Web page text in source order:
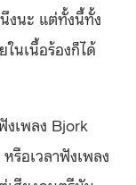
งนะ แต่ทั้งนี้ทั้ง
นเนื้อร้องก็ได้
เพลง Bjork
รือเวลาฟังเพลง